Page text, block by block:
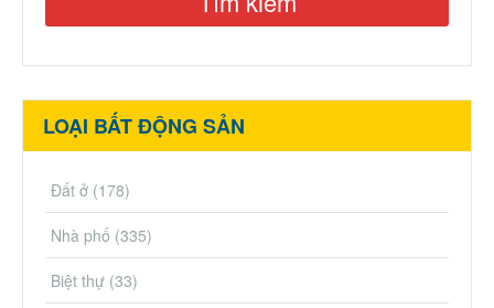
LOẠI BẤT ĐỘNG SẢN
Đất ở (178)
Nhà phố (335)
Biệt thự (33)